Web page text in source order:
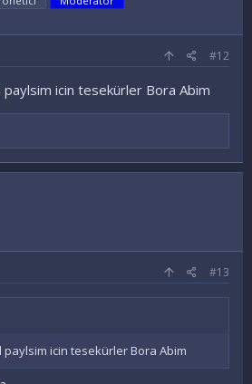
#12
paylsim icin tesekürler Bora Abim
#13
paylsim icin tesekürler Bora Abim